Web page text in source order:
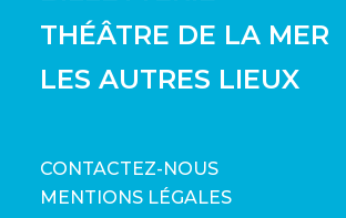
THÉÂTRE DE LA MER
LES AUTRES LIEUX
CONTACTEZ-NOUS
MENTIONS LÉGALES